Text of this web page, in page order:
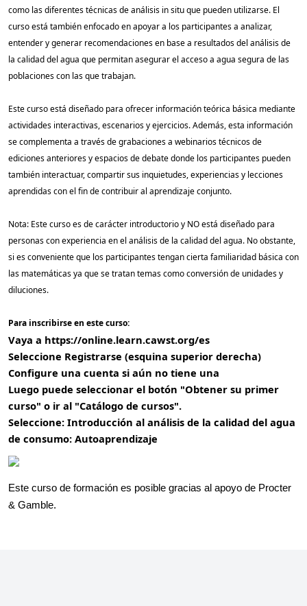
como las diferentes técnicas de análisis in situ que pueden utilizarse. El
curso está también enfocado en apoyar a los participantes a analizar,
entender y generar recomendaciones en base a resultados del análisis de
la calidad del agua que permitan asegurar el acceso a agua segura de las
poblaciones con las que trabajan.
Este curso está diseñado para ofrecer información teórica básica mediante
actividades interactivas, escenarios y ejercicios. Además, esta información
se complementa a través de grabaciones a webinarios técnicos de
ediciones anteriores y espacios de debate donde los participantes pueden
también interactuar, compartir sus inquietudes, experiencias y lecciones
aprendidas con el fin de contribuir al aprendizaje conjunto.
Nota: Este curso es de carácter introductorio y NO está diseñado para
personas con experiencia en el análisis de la calidad del agua. No obstante,
si es conveniente que los participantes tengan cierta familiaridad básica con
las matemáticas ya que se tratan temas como conversión de unidades y
diluciones.
Para inscribirse en este curso:
Vaya a https://online.learn.cawst.org/es
Seleccione Registrarse (esquina superior derecha)
Configure una cuenta si aún no tiene una
Luego puede seleccionar el botón "Obtener su primer
curso" o ir al "Catálogo de cursos".
Seleccione: Introducción al análisis de la calidad del agua
de consumo: Autoaprendizaje
Este curso de formación es posible gracias al apoyo de Procter
& Gamble.